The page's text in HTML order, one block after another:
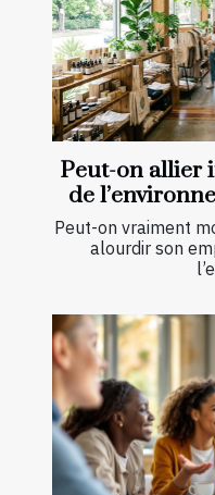
Peut-on allier
de
Peut-on vraiment
alourdir son